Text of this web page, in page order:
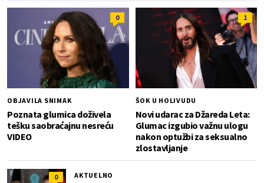
0
OBJAVILA SNIMAK
Poznata glumica doživela
tešku saobraćajnu nesreću
VIDEO
1
ŠOK U HOLIVUDU
Novi udarac za Džareda Leta:
Glumac izgubio važnu ulogu
nakon optužbi za seksualno
zlostavljanje
0 AKTUELNO